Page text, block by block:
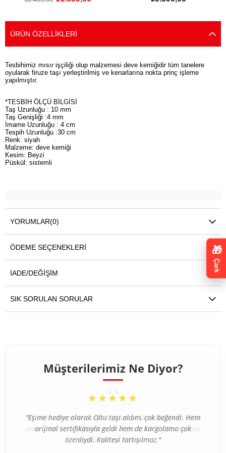
ÜRÜN ÖZELLIKLERI
Tesbihimiz mısır işçiliği olup malzemesi deve kemiğidir tüm tanelere
oyularak firuze taşı yerleştirilmiş ve kenarlarına nokta prinç işleme
yapılmıştır.
*TESBİH ÖLÇÜ BİLGİSİ
Taş Uzunluğu : 10 mm
Taş Genişliği :4 mm
İmame Uzunluğu : 4 cm
Tespih Uzunluğu :30 cm
Renk: siyah
Malzeme: deve kemiği
Kesim: Beyzi
Püskül: sistemli
YORUMLAR(0)
ÖDEME SEÇENEKLERI
İADE/DEĞIŞIM
SIK SORULAN SORULAR
Müşterilerimiz Ne Diyor?
“
★★★★★
"Eşime hediye olarak Oltu taşı aldım, çok beğendi. Hem
orijinal sertifikasıyla geldi hem de kargolama çok
özenliydi. Kalitesi tartışılmaz."
“
★★★★★
"İlk defa internetten tesbih aldım ve tereddütlerim vardı
ama ürün beklediğimden çok daha kaliteli çıktı. Gümüş
püskül detayı harika."
🎁
Çark